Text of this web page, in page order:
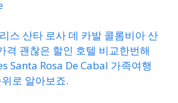
스 산타 로사 데 카발 콜롬비아 산
격 괜찮은 할인 호텔 비교한번해
Santa Rosa De Cabal 가족여행
로 알아보죠.